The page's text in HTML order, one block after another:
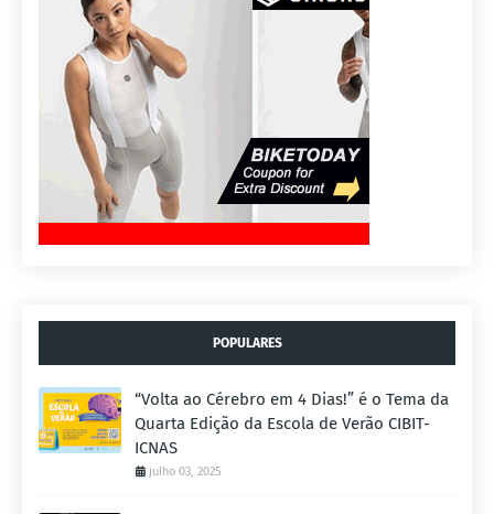
POPULARES
“Volta ao Cérebro em 4 Dias!” é o Tema da
Quarta Edição da Escola de Verão CIBIT-
ICNAS
julho 03, 2025